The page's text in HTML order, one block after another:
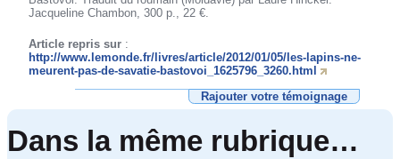
Jacqueline Chambon, 300 p., 22 €.
Article repris sur :
http://www.lemonde.fr/livres/article/2012/01/05/les-lapins-ne-
meurent-pas-de-savatie-bastovoi_1625796_3260.html
Rajouter votre témoignage
Dans la même rubrique…